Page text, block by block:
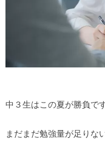
中３生はこの夏が勝負で
まだまだ勉強量が足りな